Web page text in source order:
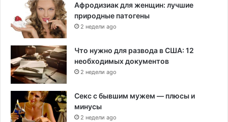
Афродизиак для женщин: лучшие
природные патогены
2 недели ago
Что нужно для развода в США: 12
необходимых документов
2 недели ago
Секс с бывшим мужем — плюсы и
минусы
2 недели ago